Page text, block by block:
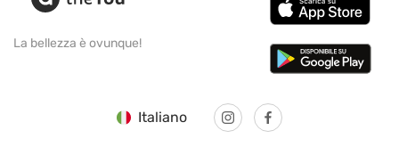
La bellezza è ovunque!
Italiano